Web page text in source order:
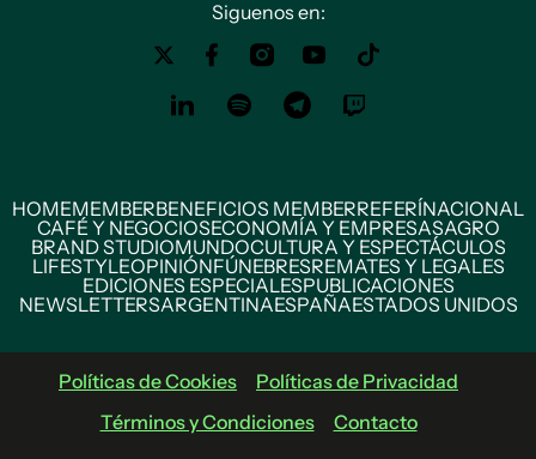
Siguenos en:
HOMEMEMBERBENEFICIOS MEMBERREFERÍNACIONAL
CAFÉ Y NEGOCIOSECONOMÍA Y EMPRESASAGRO
BRAND STUDIOMUNDOCULTURA Y ESPECTÁCULOS
LIFESTYLEOPINIÓNFÚNEBRESREMATES Y LEGALES
EDICIONES ESPECIALESPUBLICACIONES
NEWSLETTERSARGENTINAESPAÑAESTADOS UNIDOS
Políticas de Cookies
Políticas de Privacidad
Términos y Condiciones
Contacto